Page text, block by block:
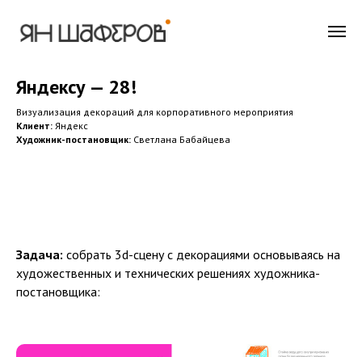
Яндексу — 28!
Визуализация декораций для корпоративного мероприятия
Клиент: Яндекс
Художник-постановщик: Светлана Бабайцева
Задача: собрать 3d-сцену с декорациями основываясь на
художественных и технических решениях художника-
постановщика: